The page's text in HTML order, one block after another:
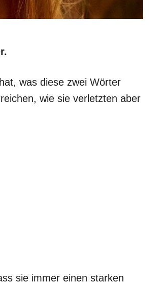
was diese zwei Wörter
wie sie verletzten aber
sie immer einen starken